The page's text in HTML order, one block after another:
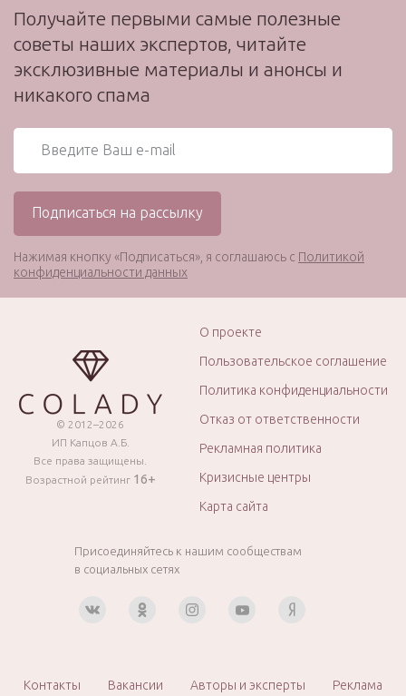
Получайте первыми самые полезные
советы наших экспертов, читайте
эксклюзивные материалы и анонсы и
никакого спама
Нажимая кнопку «Подписаться», я соглашаюсь с Политикой
конфиденциальности данных
© 2012–2026
ИП Капцов А.Б.
Все права защищены.
Возрастной рейтинг 16+
О проекте
Пользовательское соглашение
Политика конфиденциальности
Отказ от ответственности
Рекламная политика
Кризисные центры
Карта сайта
Присоединяйтесь к нашим сообществам
в социальных сетях
Контакты Вакансии Авторы и эксперты Реклама